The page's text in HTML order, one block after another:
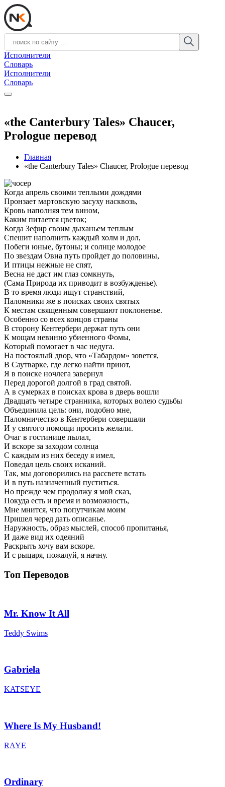
Исполнители
Словарь
Исполнители
Словарь
«the Canterbury Tales» Chaucer,
Prologue перевод
Главная
«the Canterbury Tales» Chaucer, Prologue перевод
Когда апрель своими теплыми дождями
Пронзает мартовскую засуху насквозь,
Кровь наполняя тем вином,
Каким питается цветок;
Когда Зефир своим дыханьем теплым
Спешит наполнить каждый холм и дол,
Побеги юные, бутоны; и солнце молодое
По звездам Овна путь пройдет до половины,
И птицы нежные не спят,
Весна не даст им глаз сомкнуть,
(Сама Природа их приводит в возбужденье).
В то время люди ищут странствий,
Паломники же в поисках своих святых
К местам священным совершают поклоненье.
Особенно со всех концов страны
В сторону Кентербери держат путь они
К мощам невинно убиенного Фомы,
Который помогает в час недуга.
На постоялый двор, что «Табардом» зовется,
В Саутварке, где легко найти приют,
Я в поиске ночлега завернул
Перед дорогой долгой в град святой.
А в сумерках в поисках крова в дверь вошли
Двадцать четыре странника, которых волею судьбы
Объединила цель: они, подобно мне,
Паломничество в Кентербери совершали
И у святого помощи просить желали.
Очаг в гостинице пылал,
И вскоре за заходом солнца
С каждым из них беседу я имел,
Поведал цель своих исканий.
Так, мы договорились на рассвете встать
И в путь назначенный пуститься.
Но прежде чем продолжу я мой сказ,
Покуда есть и время и возможность,
Мне мнится, что попутчикам моим
Пришел черед дать описанье.
Наружность, образ мыслей, способ пропитанья,
И даже вид их одеяний
Раскрыть хочу вам вскоре.
И с рыцаря, пожалуй, я начну.
Топ Переводов
Mr. Know It All
Teddy Swims
Gabriela
KATSEYE
Where Is My Husband!
RAYE
Ordinary